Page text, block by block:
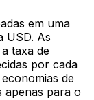
em uma
USD. As
taxa de
por cada
de
apenas para o